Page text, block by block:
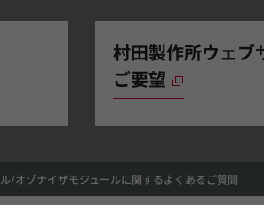
村田製作所ウェブ
ご要望
/オゾナイザモジュールに関するよくあるご質問